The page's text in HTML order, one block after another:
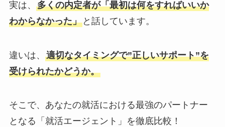
実は、 多くの内定者が「最初は何をすればいいか
わからなかった」と話しています。
違いは、 適切なタイミングで”正しいサポート”を
受けられたかどうか。
そこで、あなたの就活における最強のパートナー
となる「就活エージェント」を徹底比較！